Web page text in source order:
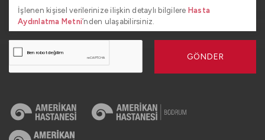
İşlenen kişisel verilerinize ilişkin detaylı bilgilere Hasta
Aydınlatma Metni’nden ulaşabilirsiniz.
GÖNDER